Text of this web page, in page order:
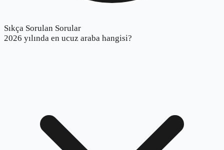
Sıkça Sorulan Sorular
2026 yılında en ucuz araba hangisi?